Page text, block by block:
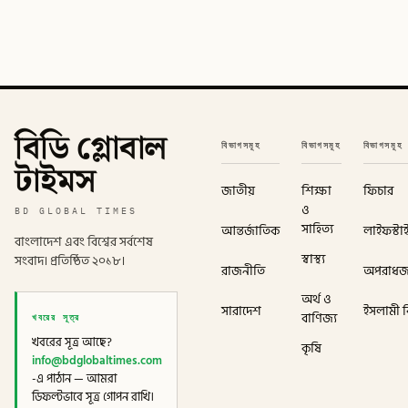
বিডি গ্লোবাল
টাইমস
BD GLOBAL TIMES
বাংলাদেশ এবং বিশ্বের সর্বশেষ
সংবাদ। প্রতিষ্ঠিত ২০১৮।
খবরের সূত্র
খবরের সূত্র আছে?
info@bdglobaltimes.com
-এ পাঠান — আমরা
ডিফল্টভাবে সূত্র গোপন রাখি।
বিভাগসমূহ
জাতীয়
আন্তর্জাতিক
রাজনীতি
সারাদেশ
বিভাগসমূহ
শিক্ষা
ও
সাহিত্য
স্বাস্থ্য
অর্থ ও
বাণিজ্য
কৃষি
বিভাগসমূহ
ফিচার
ইসলামী